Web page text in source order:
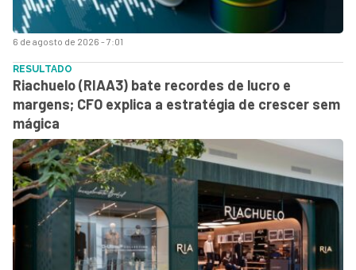
6 de agosto de 2026 - 7:01
RESULTADO
Riachuelo (RIAA3) bate recordes de lucro e
margens; CFO explica a estratégia de crescer sem
mágica